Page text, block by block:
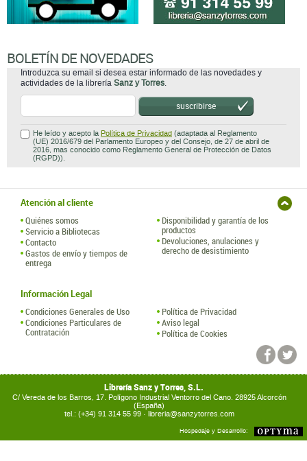
BOLETÍN DE NOVEDADES
Introduzca su email si desea estar informado de las novedades y
actividades de la librería Sanz y Torres
suscribirse
He leído y acepto la Política de Privacidad (adaptada al Reglamento
(UE) 2016/679 del Parlamento Europeo y del Consejo, de 27 de abril de
2016, mas conocido como Reglamento General de Protección de Datos
(RGPD)).
Atención al cliente
Quiénes somos
Servicio a Bibliotecas
Contacto
Gastos de envío y tiempos de
entrega
Disponibilidad y garantía de los
productos
Devoluciones, anulaciones y
derecho de desistimiento
Información Legal
Condiciones Generales de Uso
Condiciones Particulares de
Contratación
Política de Privacidad
Aviso legal
Política de Cookies
Librería Sanz y Torres, S.L.
C/ Vereda de los Barros, 17. Polígono Industrial Ventorro del Cano. 28925 Alcorcón
(España)
tel.: (+34) 91 314 55 99 · libreria@sanzytorres.com
Hospedaje y Desarrollo: